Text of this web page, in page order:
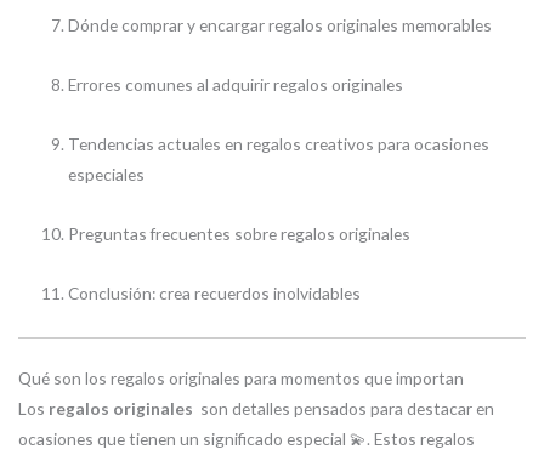
Dónde comprar y encargar regalos originales memorables
Errores comunes al adquirir regalos originales
Tendencias actuales en regalos creativos para ocasiones
especiales
Preguntas frecuentes sobre regalos originales
Conclusión: crea recuerdos inolvidables
Qué son los regalos originales para momentos que importan
Los regalos originales son detalles pensados para destacar en
ocasiones que tienen un significado especial 💫. Estos regalos